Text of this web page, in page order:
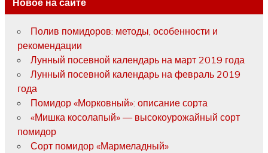
Полив помидоров: методы, особенности и
рекомендации
Лунный посевной календарь на март 2019 года
Лунный посевной календарь на февраль 2019
года
Помидор «Морковный»: описание сорта
«Мишка косолапый» — высокоурожайный сорт
помидор
Сорт помидор «Мармеладный»